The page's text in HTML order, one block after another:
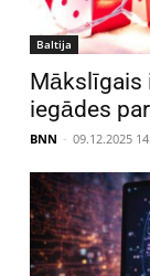
Baltija
Mākslīgais
iegādes
BNN - 09.12.2025